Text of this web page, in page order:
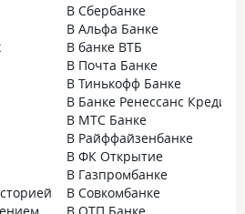
В Сбербанке
В Альфа Банке
В банке ВТБ
В Почта Банке
В Тинькофф Банке
В Банке Ренессанс Кредит
В МТС Банке
В Райффайзенбанке
В ФК Открытие
В Газпромбанке
В Совкомбанке
В ОТП Банке